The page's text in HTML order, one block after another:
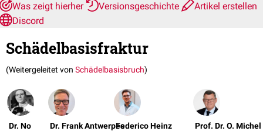
Was zeigt hierher
Versionsgeschichte
Artikel erstellen
Discord
Schädelbasisfraktur
(Weitergeleitet von Schädelbasisbruch)
Dr. No Dr. Frank AntwerpesFederico Heinz Prof. Dr. O. Michel